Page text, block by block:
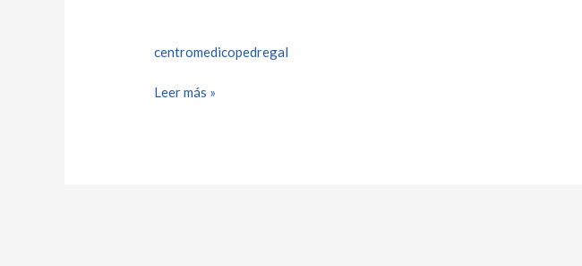
centromedicopedregal
Leer más »